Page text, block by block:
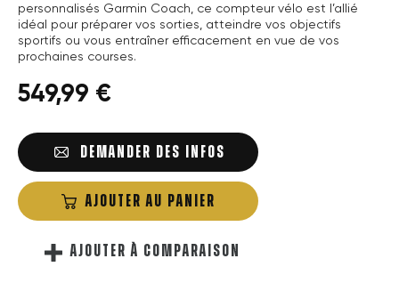
personnalisés Garmin Coach, ce compteur vélo est l’allié
idéal pour préparer vos sorties, atteindre vos objectifs
sportifs ou vous entraîner efficacement en vue de vos
prochaines courses.
549,99 €
DEMANDER DES INFOS
AJOUTER AU PANIER
AJOUTER À COMPARAISON